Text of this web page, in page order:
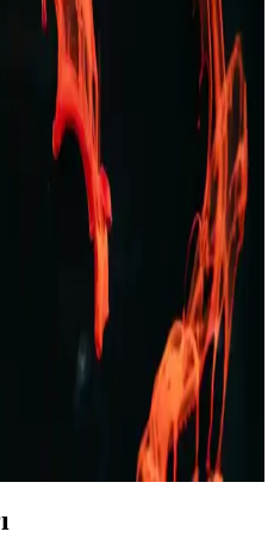
Kollu Pijama Takımı
takımı, hafif, nefes alabilir
yaz aylarına uygun konfor sağlar.
Çok Yönlü ve Şık Giyim
ve şıklığıyla her sezon ve
ve kombinasyon önerileriyle
Yaz Aylarında Şık ve
isteyen erkekler için kot şortlar,
ideal tercih. Günlük, spor ve
tarzınızı yansıtın.